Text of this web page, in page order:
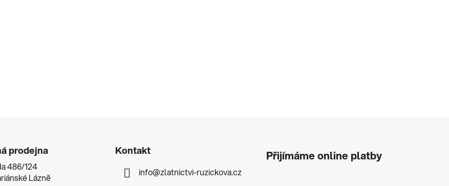
prodejna
486/124
Lázně
Kontakt
info@zlatnictvi-ruzickova.cz
Přijímáme online platby